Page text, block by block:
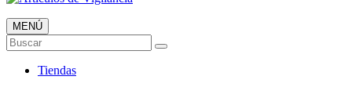
Artículos de Vigilancia
Envió 24/7!!!
MENÚ
Buscar
Tiendas